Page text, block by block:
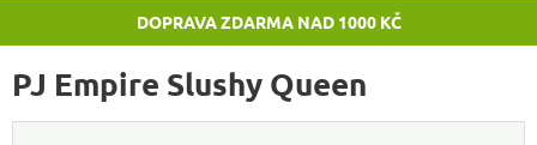
DOPRAVA ZDARMA NAD 1000 KČ
PJ Empire Slushy Queen